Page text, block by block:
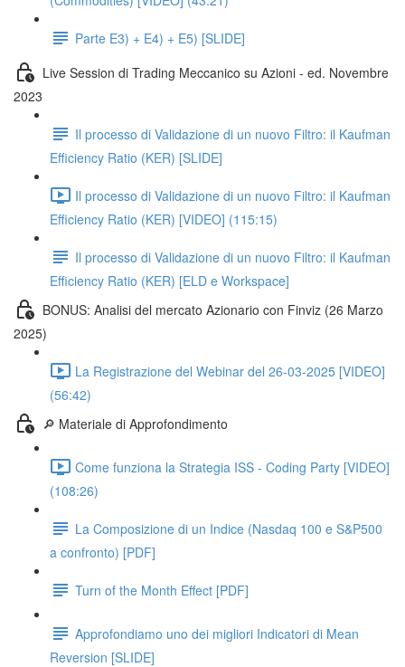
Parte E3) + E4) + E5) [SLIDE]
Live Session di Trading Meccanico su Azioni - ed. Novembre
2023
Il processo di Validazione di un nuovo Filtro: il Kaufman
Efficiency Ratio (KER) [SLIDE]
Il processo di Validazione di un nuovo Filtro: il Kaufman
Efficiency Ratio (KER) [VIDEO] (115:15)
Il processo di Validazione di un nuovo Filtro: il Kaufman
Efficiency Ratio (KER) [ELD e Workspace]
BONUS: Analisi del mercato Azionario con Finviz (26 Marzo
2025)
La Registrazione del Webinar del 26-03-2025 [VIDEO]
(56:42)
🔎 Materiale di Approfondimento
Come funziona la Strategia ISS - Coding Party [VIDEO]
(108:26)
La Composizione di un Indice (Nasdaq 100 e S&P500
a confronto) [PDF]
Turn of the Month Effect [PDF]
Approfondiamo uno dei migliori Indicatori di Mean
Reversion [SLIDE]